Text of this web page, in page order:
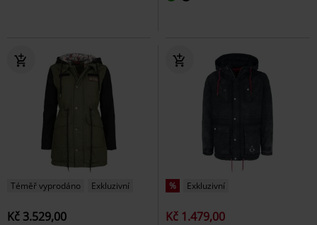
Téměř vyprodáno Exkluzivní
Kč 3.529,00
% Exkluzivní
Kč 1.479,00